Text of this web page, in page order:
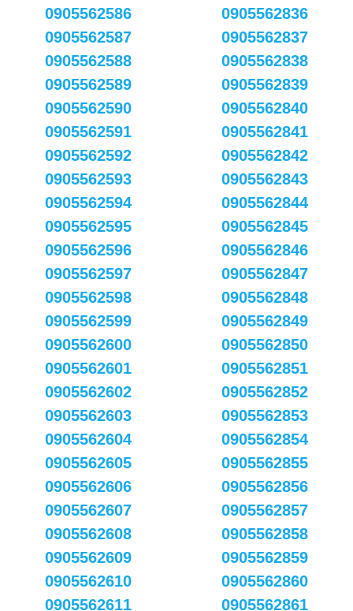
0905562586
0905562587
0905562588
0905562589
0905562590
0905562591
0905562592
0905562593
0905562594
0905562595
0905562596
0905562597
0905562598
0905562599
0905562600
0905562601
0905562602
0905562603
0905562604
0905562605
0905562606
0905562607
0905562608
0905562609
0905562610
0905562611
0905562836
0905562837
0905562838
0905562839
0905562840
0905562841
0905562842
0905562843
0905562844
0905562845
0905562846
0905562847
0905562848
0905562849
0905562850
0905562851
0905562852
0905562853
0905562854
0905562855
0905562856
0905562857
0905562858
0905562859
0905562860
0905562861